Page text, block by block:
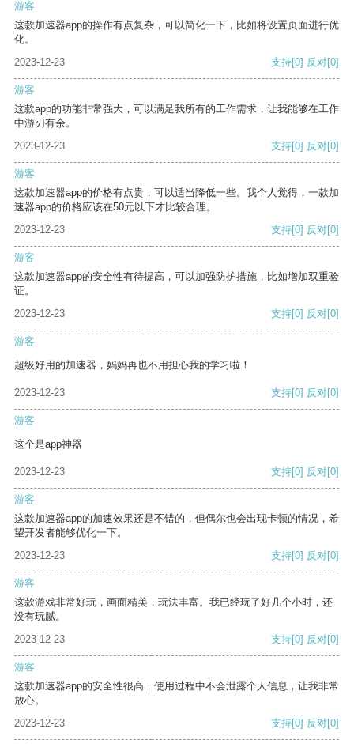
游客
这款加速器app的操作有点复杂，可以简化一下，比如将设置页面进行优
化。
2023-12-23
支持[0] 反对[0]
游客
这款app的功能非常强大，可以满足我所有的工作需求，让我能够在工作
中游刃有余。
2023-12-23
支持[0] 反对[0]
游客
这款加速器app的价格有点贵，可以适当降低一些。我个人觉得，一款加
速器app的价格应该在50元以下才比较合理。
2023-12-23
支持[0] 反对[0]
游客
这款加速器app的安全性有待提高，可以加强防护措施，比如增加双重验
证。
2023-12-23
支持[0] 反对[0]
游客
超级好用的加速器，妈妈再也不用担心我的学习啦！
2023-12-23 支持[0] 反对[0]
游客
这个是app神器
2023-12-23 支持[0] 反对[0]
游客
这款加速器app的加速效果还是不错的，但偶尔也会出现卡顿的情况，希
望开发者能够优化一下。
2023-12-23
支持[0] 反对[0]
游客
这款游戏非常好玩，画面精美，玩法丰富。我已经玩了好几个小时，还
没有玩腻。
2023-12-23
支持[0] 反对[0]
游客
这款加速器app的安全性很高，使用过程中不会泄露个人信息，让我非常
放心。
2023-12-23
支持[0] 反对[0]